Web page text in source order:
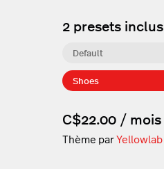
2presets inclus
Shoes
Default
C$22.00 / mois
Thème parYellowlab